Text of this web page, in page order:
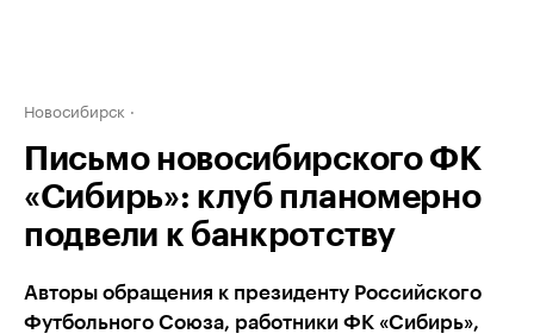
Новосибирск
Письмо новосибирского ФК
«Сибирь»: клуб планомерно
подвели к банкротству
Авторы обращения к президенту Российского
Футбольного Союза, работники ФК «Сибирь»,